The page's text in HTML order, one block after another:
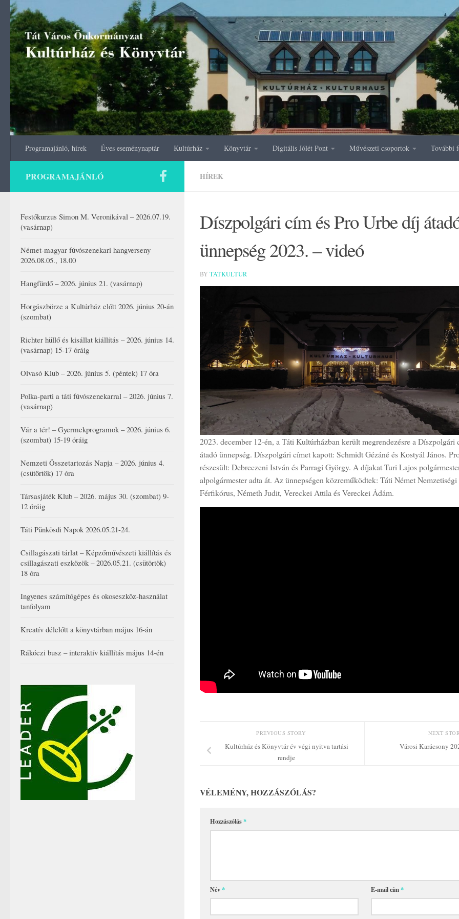
Skip to content
Programajánló, hírek Éves eseménynaptár Kultúrház Könyvtár Digitális Jólét Pont Művészeti csoportok További
HÍREK
Díszpolgári cím és Pro Urbe díj
ünnepség 2023. – videó
BY TATKULTUR
2023. december 12-én, a Táti Kultúrházban került megrendezésre a Díszpolgári
átadó ünnepség. Díszpolgári címet kapott: Schmidt Gézáné és Kostyál János.
részesült: Debreczeni István és Parragi György. A díjakat Turi Lajos
alpolgármester adta át. Az ünnepségen közreműködtek: Táti Német
Férfikórus, Németh Judit, Vereckei Attila és Vereckei Ádám.
NEXT
Városi Karácsony
PREVIOUS STORY
Kultúrház és Könyvtár év végi nyitva tartási
rendje
VÉLEMÉNY, HOZZÁSZÓLÁS?
Hozzászólás*
Név* E-mail cím*
PROGRAMAJÁNLÓ
Festőkurzus Simon M. Veronikával – 2026.07.19.
(vasárnap)
Német-magyar fúvószenekari hangverseny
2026.08.05., 18.00
Hangfürdő – 2026. június 21. (vasárnap)
Horgászbörze a Kultúrház előtt 2026. június 20-án
(szombat)
Richter hüllő és kisállat kiállítás – 2026. június 14.
(vasárnap) 15-17 óráig
Olvasó Klub – 2026. június 5. (péntek) 17 óra
Polka-parti a táti fúvószenekarral – 2026. június 7.
(vasárnap)
Vár a tér! – Gyermekprogramok – 2026. június 6.
(szombat) 15-19 óráig
Nemzeti Összetartozás Napja – 2026. június 4.
(csütörtök) 17 óra
Társasjáték Klub – 2026. május 30. (szombat) 9-
12 óráig
Táti Pünkösdi Napok 2026.05.21-24.
Csillagászati tárlat – Képzőművészeti kiállítás és
csillagászati eszközök – 2026.05.21. (csütörtök)
18 óra
Ingyenes számítógépes és okoseszköz-használat
tanfolyam
Kreatív délelőtt a könyvtárban május 16-án
Rákóczi busz – interaktív kiállítás május 14-én